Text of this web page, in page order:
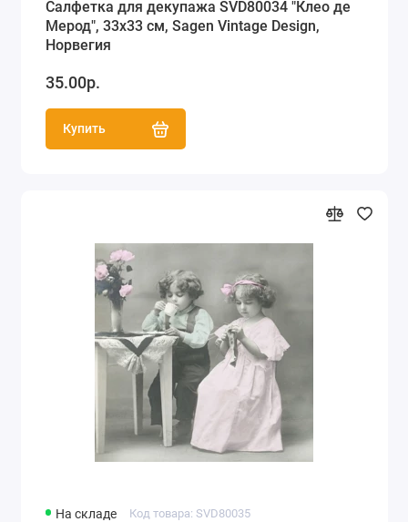
Салфетка для декупажа SVD80034 "Клео де
Мерод", 33х33 см, Sagen Vintage Design,
Норвегия
35.00р.
Купить
На складе Код товара: SVD80035